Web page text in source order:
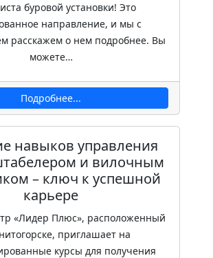
буровой установки! Это
направление, и мы с
расскажем о нем подробнее. Вы
можете…
Подробнее...
навыков управления
и вилочным
– ключ к успешной
карьере
«Лидер Плюс», расположенный
приглашает на
курсы для получения